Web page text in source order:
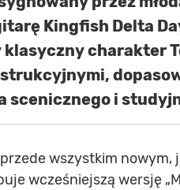
Kingfish Delta
charakter
scenicznego i
wszystkim nowym,
wcześniejszą wersję